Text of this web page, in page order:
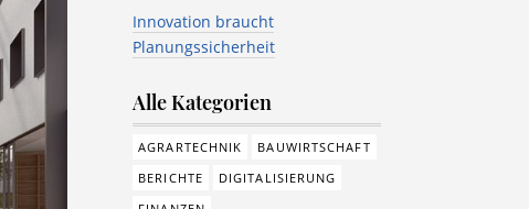
Innovation braucht
Planungssicherheit
Alle Kategorien
AGRARTECHNIK
BAUWIRTSCHAFT
BERICHTE
DIGITALISIERUNG